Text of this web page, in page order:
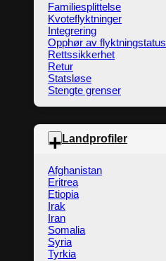
Familiesplittelse
Kvoteflyktninger
Integrering
Opphør av flyktningstatus
Rettssikkerhet
Retur
Statsløse
Stengte grenser
Landprofiler
Afghanistan
Eritrea
Etiopia
Irak
Iran
Somalia
Syria
Tyrkia